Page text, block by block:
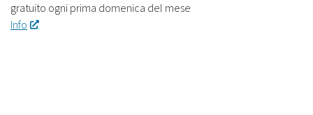
gratuito ogni prima domenica del mese
Info